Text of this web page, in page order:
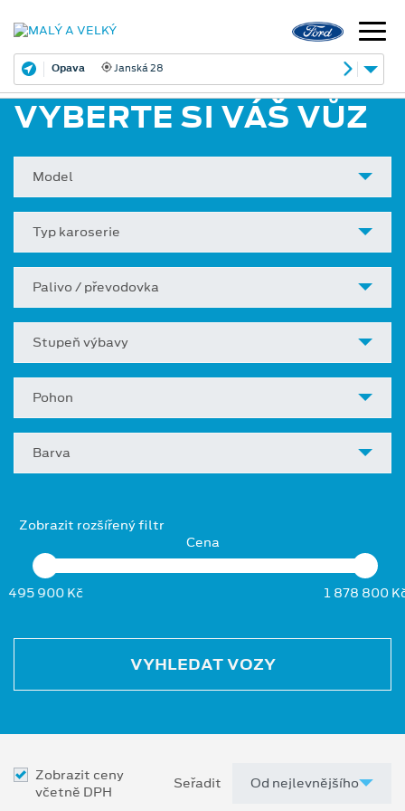
Opava Janská 28
VYBERTE SI VÁŠ VŮZ
Model
Typ karoserie
Palivo / převodovka
Stupeň výbavy
Pohon
Barva
Zobrazit rozšířený filtr
Cena
495 900 Kč 1 878 800
VYHLEDAT VOZY
Zobrazit ceny
včetně DPH
Seřadit